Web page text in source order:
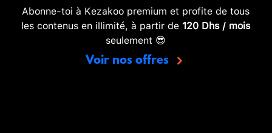
Abonne-toi à Kezakoo premium et profite de tous
les contenus en illimité, à partir de 120 Dhs / mois
seulement 😎
Voir nos offres